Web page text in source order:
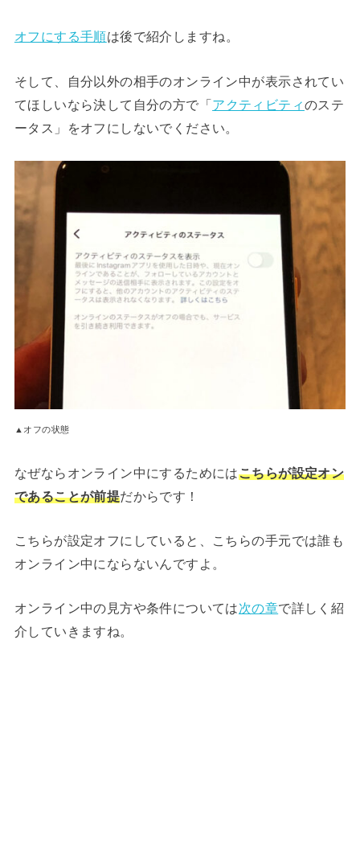
オフにする手順は後で紹介しますね。
そして、自分以外の相手のオンライン中が表示されてい
てほしいなら決して自分の方で「アクティビティのステ
ータス」をオフにしないでください。
▲オフの状態
なぜならオンライン中にするためにはこちらが設定オン
であることが前提だからです！
こちらが設定オフにしていると、こちらの手元では誰も
オンライン中にならないんですよ。
オンライン中の見方や条件については次の章で詳しく紹
介していきますね。